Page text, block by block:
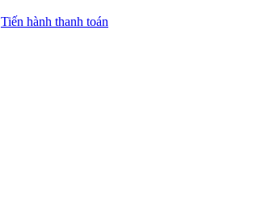
Tiến hành thanh toán